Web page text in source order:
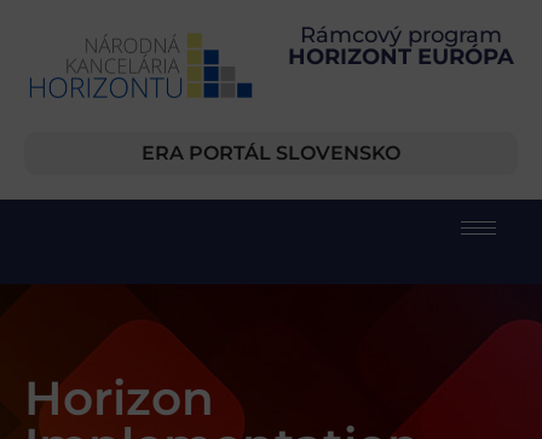
Rámcový program
HORIZONT EURÓPA
ERA PORTÁL SLOVENSKO
Horizon